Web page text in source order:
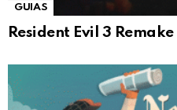
GUIAS
Resident Evil 3